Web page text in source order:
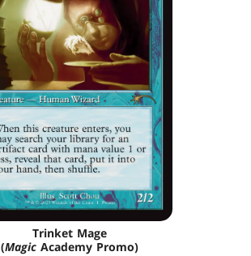
Trinket Mage
(Magic Academy Promo)